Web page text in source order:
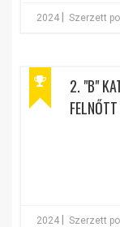
2024 Szerzett
2. "B"
2024 Szerzett